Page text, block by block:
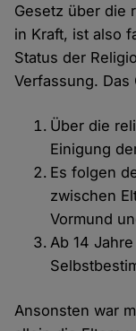
Gesetz über die
in Kraft, ist also
Status der
Verfassung. Das
Über die
Einigung
Es folgen
zwischen
Vormund
Ab 14
Ansonsten war